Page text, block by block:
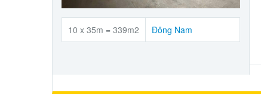
10 x 35m = 339m2 Đông Nam